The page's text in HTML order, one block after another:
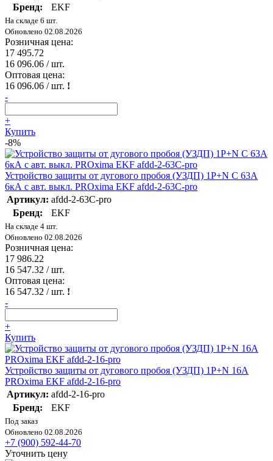
Бренд:
EKF
На складе 6 шт.
Обновлено 02.08.2026
Розничная цена:
17 495.72
16 096.06 / шт.
Оптовая цена:
16 096.06 / шт. !
-
+
Купить
-8%
Устройство защиты от дугового пробоя (УЗДП) 1P+N C 63А
6кА с авт. выкл. PROxima EKF afdd-2-63C-pro
Артикул: afdd-2-63C-pro
Бренд:
EKF
На складе 4 шт.
Обновлено 02.08.2026
Розничная цена:
17 986.22
16 547.32 / шт.
Оптовая цена:
16 547.32 / шт. !
-
+
Купить
Устройство защиты от дугового пробоя (УЗДП) 1P+N 16А
PROxima EKF afdd-2-16-pro
Артикул: afdd-2-16-pro
Бренд:
EKF
Под заказ
Обновлено 02.08.2026
+7 (900) 592-44-70
Уточнить цену